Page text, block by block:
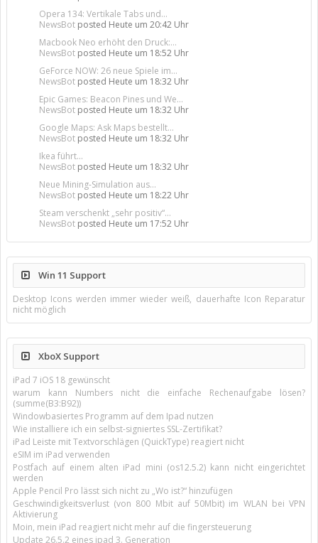
Opera 134: Vertikale Tabs und...
NewsBot posted Heute um 20:42 Uhr
Macbook Neo erhöht den Druck:...
NewsBot posted Heute um 18:52 Uhr
GeForce NOW: 26 neue Spiele im...
NewsBot posted Heute um 18:32 Uhr
Epic Games: Beacon Pines und We...
NewsBot posted Heute um 18:32 Uhr
Google Maps: Ask Maps bestellt...
NewsBot posted Heute um 18:32 Uhr
Ikea führt...
NewsBot posted Heute um 18:32 Uhr
Neue Mining-Simulation aus...
NewsBot posted Heute um 18:22 Uhr
Steam verschenkt „sehr positiv“...
NewsBot posted Heute um 17:52 Uhr
Win 11 Support
Desktop Icons werden immer wieder weiß, dauerhafte Icon Reparatur
nicht möglich
XboX Support
iPad 7 iOS 18 gewünscht
warum kann Numbers nicht die einfache Rechenaufgabe lösen?
(summe(B3:B92))
Windowbasiertes Programm auf dem Ipad nutzen
Wie installiere ich ein selbst-signiertes SSL-Zertifikat?
iPad Leiste mit Textvorschlägen (QuickType) reagiert nicht
eSIM im iPad verwenden
Postfach auf einem alten iPad mini (os12.5.2) kann nicht eingerichtet
werden
Apple Pencil Pro lässt sich nicht zu „Wo ist?“ hinzufügen
Geschwindigkeitsverlust (von 800 Mbit auf 50Mbit) im WLAN bei VPN
Aktivierung
Moin, mein iPad reagiert nicht mehr auf die fingersteuerung
Update 26.5.2 eines ipad 3. Generation